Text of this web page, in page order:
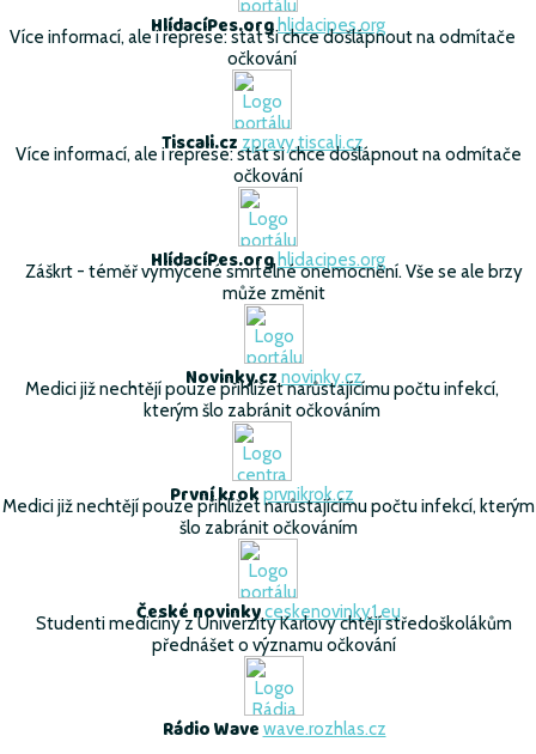
HlídacíPes.org hlidacipes.org
Více informací, ale i represe: stát si chce došlápnout na odmítače
očkování
Tiscali.cz zpravy.tiscali.cz
Více informací, ale i represe: stát si chce došlápnout na odmítače
očkování
HlídacíPes.org hlidacipes.org
Záškrt - téměř vymýcené smrtelné onemocnění. Vše se ale brzy
může změnit
Novinky.cz novinky.cz
Medici již nechtějí pouze přihlížet narůstajícímu počtu infekcí,
kterým šlo zabránit očkováním
První krokprvnikrok.cz
Medici již nechtějí pouze přihlížet narůstajícímu počtu infekcí, kterým
šlo zabránit očkováním
České novinkyceskenovinky1.eu
Studenti medicíny z Univerzity Karlovy chtějí středoškolákům
přednášet o významu očkování
Rádio Wave wave.rozhlas.cz